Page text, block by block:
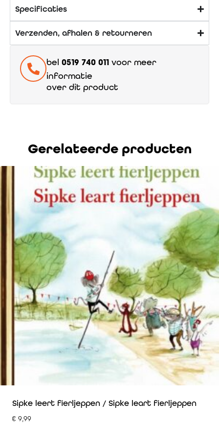
Specificaties
Verzenden, afhalen & retourneren
bel 0519 740 011 voor meer
informatie
over dit product
Gerelateerde producten
Sipke leert fierljeppen / Sipke leart fierljeppen
€ 9,99